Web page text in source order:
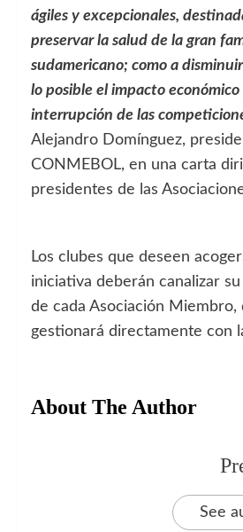
ágiles y excepcionales,
preservar la salud de la gran
sudamericano; como a
lo posible el impacto
interrupción de las
Alejandro Domínguez,
CONMEBOL, en una carta
presidentes de las
Los clubes que deseen
iniciativa deberán canalizar
de cada Asociación Miembro,
gestionará directamente con
About The Author
See